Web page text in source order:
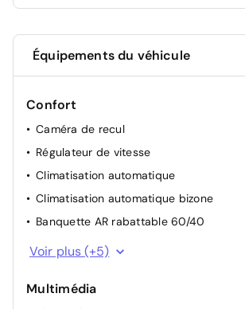
Équipements du véhicule
Confort
Caméra de recul
Régulateur de vitesse
Climatisation automatique
Climatisation automatique bizone
Banquette AR rabattable 60/40
Volant multifonctions
Détecteur de pluie
Voir plus (+5)
Multimédia